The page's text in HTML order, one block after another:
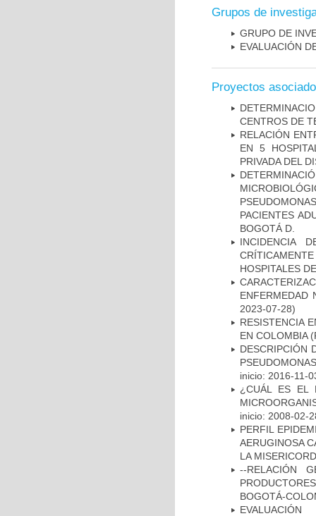
Grupos de
GRUPO DE
EVALUACIÓN
Proyectos
CENTROS DE
RELACIÓN
EN 5
PRIVADA DEL
PACIENTES
BOGOTÁ D.
INCIDENCIA
HOSPITALES
ENFERMEDAD
2023-07-28)
RESISTENCIA
EN COLOMBIA
DESCRIPCIÓN
inicio: 2016-11-
¿CUÁL ES EL
inicio: 2008-02-
PERFIL
AERUGINOSA
LA
--RELACIÓN
BOGOTÁ-